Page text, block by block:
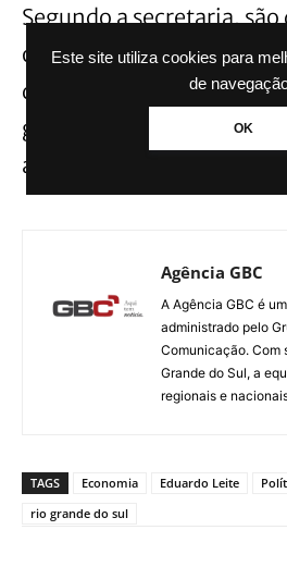
Este site utiliza cookies para
de
OK
Segundo a secretaria, são
o resultado: uma delas é
despesas, causada por
gastos com pessoal e um
arrecadação de impostos
Agência GBC
A Agência GBC é
administrado pelo
Comunicação. Com
Grande do Sul, a
regionais e
TAGS Economia Eduardo Leite
rio grande do sul